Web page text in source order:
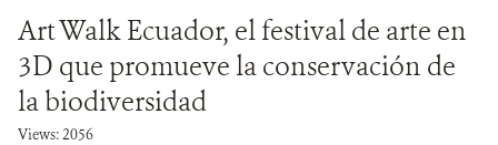
Art Walk Ecuador, el festival de arte en
3D que promueve la conservación de
la biodiversidad
Views: 2056